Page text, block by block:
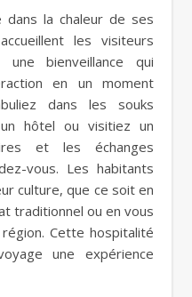
dans la chaleur de ses
les visiteurs
bienveillance qui
en un moment
dans les souks
hôtel ou visitiez un
et les échanges
vous. Les habitants
culture, que ce soit en
traditionnel ou en vous
Cette hospitalité
une expérience